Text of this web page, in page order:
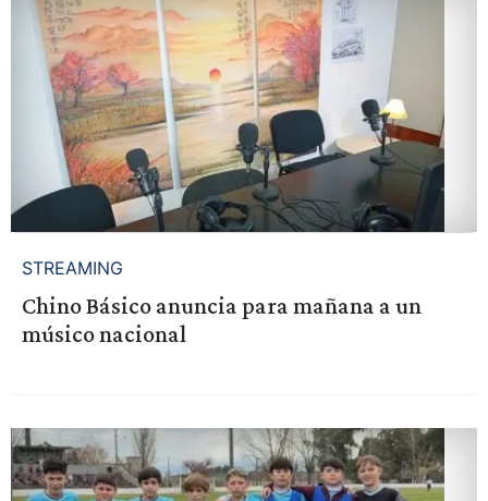
STREAMING
Chino Básico anuncia para mañana a un
músico nacional